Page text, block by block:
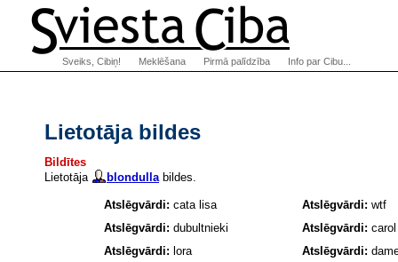
Lietotāja bildes
Bildītes
Lietotāja
blondullabildes.
Atslēgvārdi: cata lisa Atslēgvārdi: wtf
Atslēgvārdi: dubultnieki Atslēgvārdi:
Atslēgvārdi: lora Atslēgvārdi:
Sveiks, Cibiņ! Meklēšana Pirmā palīdzība Info par Cibu...